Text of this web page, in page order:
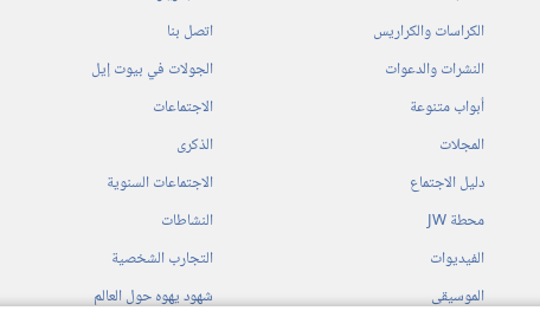
الكراسات والكراريس
النشرات والدعوات
أبواب متنوعة
المجلات
دليل الاجتماع
محطة‏ ‏JW
الفيديوات
الموسيقى
اتصل بنا
الجولات في بيوت إيل
الاجتماعات
الذكرى
الاجتماعات السنوية
النشاطات
التجارب الشخصية
شهود يهوه حول العالم